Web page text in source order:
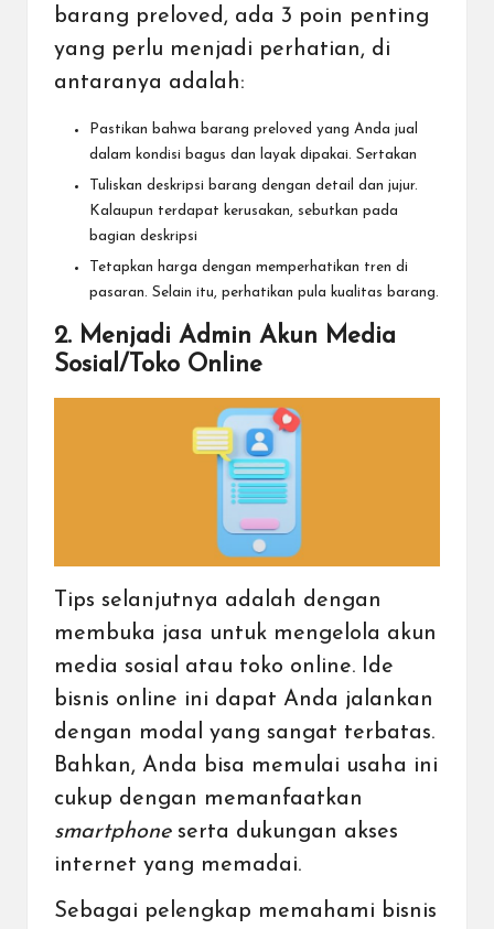
barang preloved, ada 3 poin penting
yang perlu menjadi perhatian, di
antaranya adalah:
Pastikan bahwa barang preloved yang Anda jual
dalam kondisi bagus dan layak dipakai. Sertakan
Tuliskan deskripsi barang dengan detail dan jujur.
Kalaupun terdapat kerusakan, sebutkan pada
bagian deskripsi
Tetapkan harga dengan memperhatikan tren di
pasaran. Selain itu, perhatikan pula kualitas barang.
2. Menjadi Admin Akun Media
Sosial/Toko Online
Tips selanjutnya adalah dengan
membuka jasa untuk mengelola akun
media sosial atau toko online. Ide
bisnis online ini dapat Anda jalankan
dengan modal yang sangat terbatas.
Bahkan, Anda bisa memulai usaha ini
cukup dengan memanfaatkan
smartphone serta dukungan akses
internet yang memadai.
Sebagai pelengkap memahami bisnis